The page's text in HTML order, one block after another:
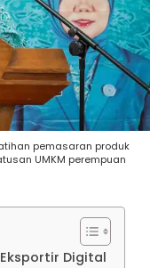
pemasaran produk
UMKM perempuan
Digital